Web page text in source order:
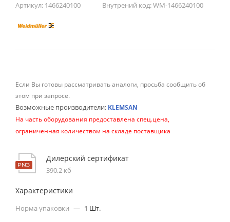
Артикул: 1466240100 Внутрений код:WM-1466240100
Если Вы готовы рассматривать аналоги, просьба сообщить об
этом при запросе.
Возможные производители: KLEMSAN
На часть оборудования предоставлена спец.цена,
ограниченная количеством на складе поставщика
Дилерский сертификат
390,2 кб
Характеристики
Норма упаковки — 1 Шт.